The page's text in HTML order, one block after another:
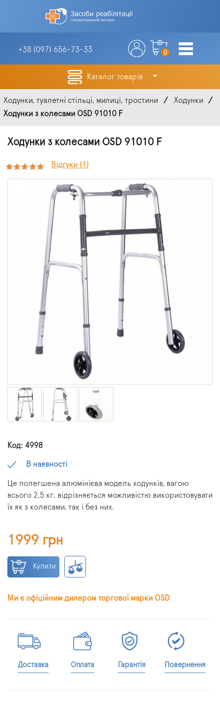
+38 (097) 656-73-33 0
Каталог товарів
Ходунки, туалетні стільці, милиці, тростини
Ходунки
Ходунки з колесами OSD 91010 F
Ходунки з колесами OSD 91010 F
Відгуки (1)
Код: 4998
В наявності
Це полегшена алюмінієва модель ходунків, вагою
всього 2,5 кг, відрізняється можливістю використовувати
їх як з колесами, так і без них.
1999 грн
Купити
Ми є офіційним дилером торгової марки OSD
Доставка Оплата Гарантія Повернення